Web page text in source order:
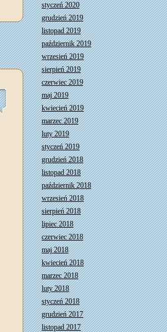
styczeń 2020
grudzień 2019
listopad 2019
październik 2019
wrzesień 2019
sierpień 2019
czerwiec 2019
maj 2019
kwiecień 2019
marzec 2019
luty 2019
styczeń 2019
grudzień 2018
listopad 2018
październik 2018
wrzesień 2018
sierpień 2018
lipiec 2018
czerwiec 2018
maj 2018
kwiecień 2018
marzec 2018
luty 2018
styczeń 2018
grudzień 2017
listopad 2017